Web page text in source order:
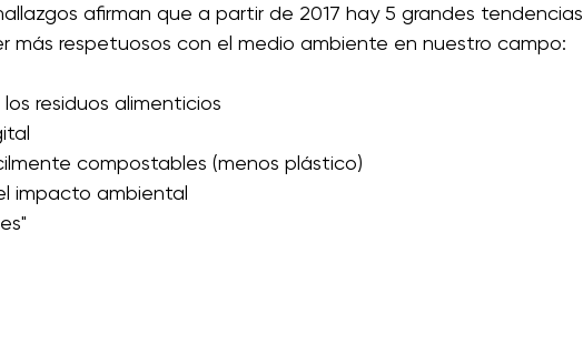
afirman que a partir de 2017 hay 5 grandes tendencias
más respetuosos con el medio ambiente en nuestro campo:
residuos alimenticios
compostables (menos plástico)
ambiental